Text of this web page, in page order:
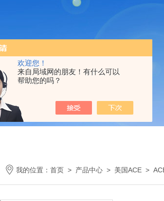
欢迎您！
来自局域网的朋友！有什么可以
帮助您的吗？
我的位置：首页 > 产品中心 > 美国ACE >